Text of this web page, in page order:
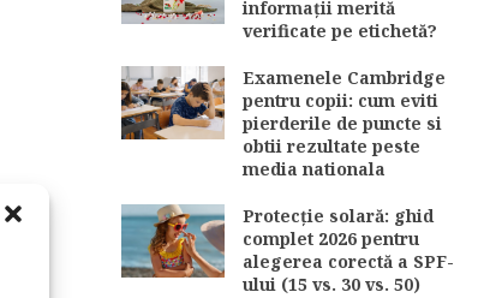
informații merită
verificate pe etichetă?
Examenele Cambridge
pentru copii: cum eviti
pierderile de puncte si
obtii rezultate peste
media nationala
Protecție solară: ghid
complet 2026 pentru
alegerea corectă a SPF-
ului (15 vs. 30 vs. 50)